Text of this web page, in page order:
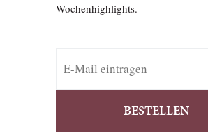
Wochenhighlights.
BESTELLEN